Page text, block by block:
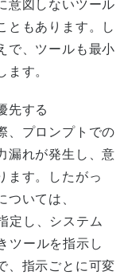
意図しないツール
ともあります。し
で、ツールも最小
ます。
先する
、プロンプトでの
漏れが発生し、意
ます。したがっ
ついては、
定し、システム
ツールを指示し
、指示ごとに可変